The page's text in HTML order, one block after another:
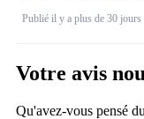
Publié il y a plus de 30 jours
Votre avis
Qu'avez-vous pensé